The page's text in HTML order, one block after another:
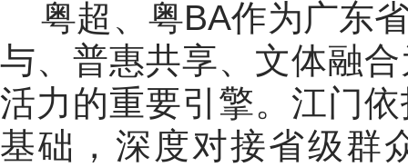
粤超、粤BA作为广东
与、普惠共享、文体融
活力的重要引擎。江门
基础，深度对接省级群